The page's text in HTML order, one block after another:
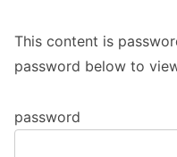
This content is
password below to
password